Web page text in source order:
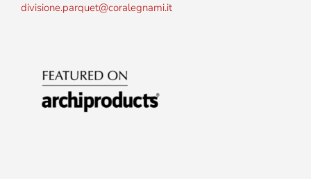
divisione.parquet@coralegnami.it